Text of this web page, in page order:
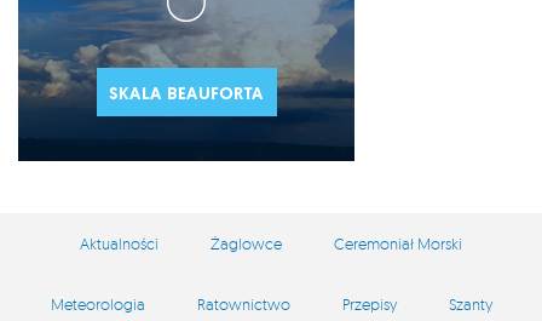
Aktualności Żaglowce Ceremoniał Morski
Meteorologia Ratownictwo Przepisy Szanty